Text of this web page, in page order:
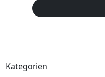
Kategorien